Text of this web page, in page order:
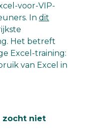
voor-VIP-
In dit
Het betreft
Excel-training:
van Excel in
zocht niet